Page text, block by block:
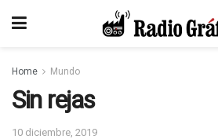
Home Mundo
Sin rejas
10 diciembre, 2019